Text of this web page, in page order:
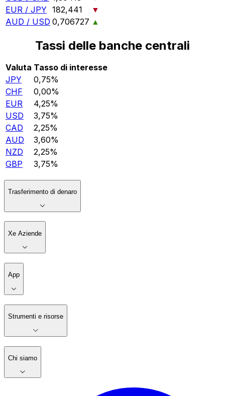
EUR / JPY 182,441
▼
AUD / USD 0,706727 ▲
Tassi delle banche centrali
Valuta Tasso di interesse
JPY
0,75%
CHF
0,00%
EUR
4,25%
USD
3,75%
CAD
2,25%
AUD
3,60%
NZD
2,25%
GBP
3,75%
Trasferimento di denaro
Xe Aziende
App
Strumenti e risorse
Chi siamo